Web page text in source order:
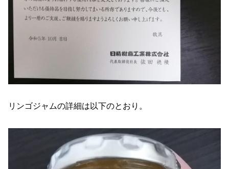
リンゴジャムの詳細は以下のとおり。